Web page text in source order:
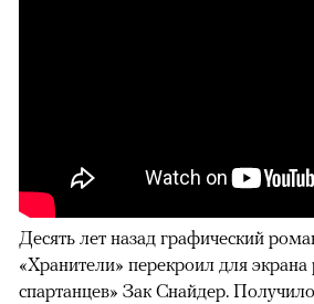
Десять лет назад графический
«Хранители» перекроил для
спартанцев» Зак Снайдер.